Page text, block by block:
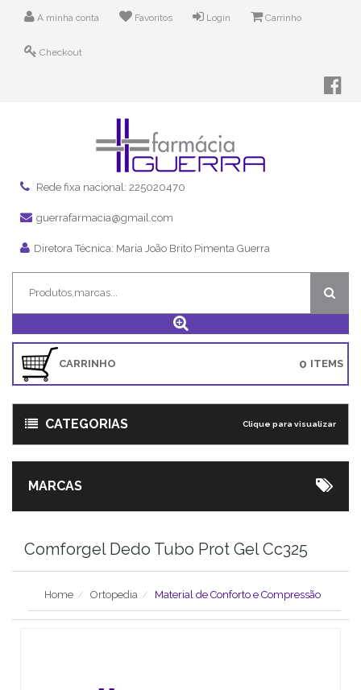
A minha conta Favoritos Login Carrinho
Checkout
Rede fixa nacional: 225020470
guerrafarmacia@gmail.com
Diretora Técnica: Maria João Brito Pimenta Guerra
CARRINHO ITEMS
0
CATEGORIAS Clique para visualizar
MARCAS
Comforgel Dedo Tubo Prot Gel Cc325
Home Ortopedia Material de Conforto e Compressão